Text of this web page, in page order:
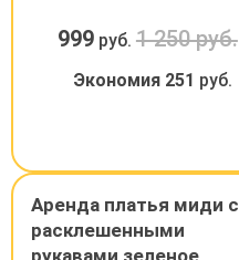
999руб. 1 250 руб.
Экономия 251 руб.
Аренда платья миди с
расклешенными
рукавами зеленое